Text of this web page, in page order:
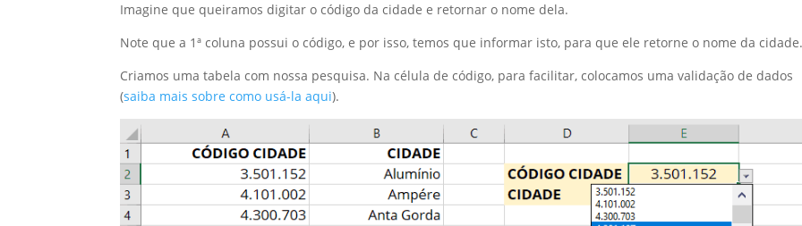
Imagine que queiramos digitar o código da cidade e retornar o nome dela.
Note que a 1ª coluna possui o código, e por isso, temos que informar isto, para que ele retorne o nome da
Criamos uma tabela com nossa pesquisa. Na célula de código, para facilitar, colocamos uma validação de dados
(saiba mais sobre como usá-la aqui).